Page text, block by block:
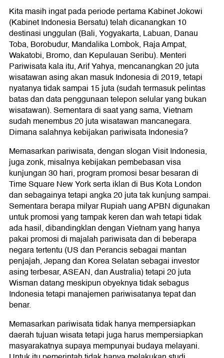
Kita masih ingat pada periode pertama Kabinet Jokowi
(Kabinet Indonesia Bersatu) telah dicanangkan 10
destinasi unggulan (Bali, Yogyakarta, Labuan, Danau
Toba, Borobudur, Mandalika Lombok, Raja Ampat,
Wakatobi, Bromo, dan Kepulauan Seribu). Menteri
Pariwisata kala itu, Arif Yahya, mencanangkan 20 juta
wisatawan asing akan masuk Indonesia di 2019, tetapi
nyatanya tidak sampai 15 juta (sudah termasuk pelintas
batas dan data penggunaan telepon selular yang bukan
wisatawan). Sementara di saat yang sama, Vietnam
sudah menembus 20 juta wisatawan mancanegara.
Dimana salahnya kebijakan pariwisata Indonesia?
Memasarkan pariwisata, dengan slogan Visit Indonesia,
juga zonk, misalnya kebijakan pembebasan visa
kunjungan 30 hari, program promosi besar besaran di
Time Square New York serta iklan di Bus Kota London
dan sebagainya tetapi angka 20 juta tak kunjung sampai.
Sementara berapa milyar Rupiah uang APBN digunakan
untuk promosi yang tampak keren dan wah tetapi tidak
ada hasil, dibandingklan dengan Vietnam yang hanya
pakai promosi di majalah pariwisata dan di beberapa
negara tertentu (US dan Perancis sebagai mantan
penjajah, Jepang dan Korea Selatan sebagai investor
asing terbesar, ASEAN, dan Australia) tetapi 20 juta
Wisman datang meskipun obyeknya tidak sebagus
Indonesia tetapi manajemen pariwisatanya tepat dan
benar.
Memasarkan pariwisata tidak hanya mempersiapkan
daerah tujuan wisata tetapi juga harus mempersiapkan
masyarakatnya supaya mempunyai budaya melayani.